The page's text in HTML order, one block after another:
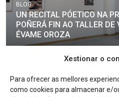
Xestionar o
Para ofrecer as mellores
como cookies para almacenar e/
BLOG
UN RECITAL PÓETICO NA
POÑERÁ FIN AO TALLER
ÉVAME OROZA
Más info